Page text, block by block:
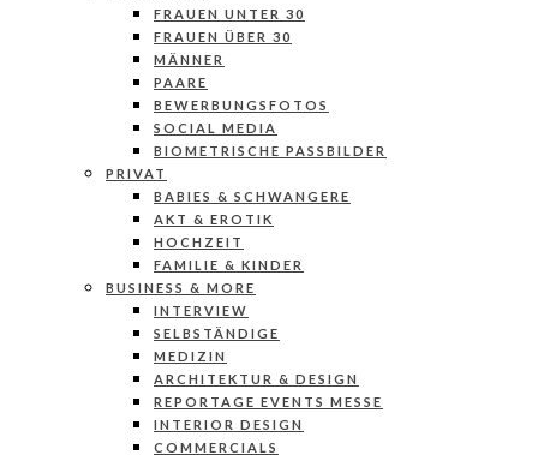
FRAUEN UNTER 30
FRAUEN ÜBER 30
MÄNNER
PAARE
BEWERBUNGSFOTOS
SOCIAL MEDIA
BIOMETRISCHE PASSBILDER
PRIVAT
BABIES & SCHWANGERE
AKT & EROTIK
HOCHZEIT
FAMILIE & KINDER
BUSINESS & MORE
INTERVIEW
SELBSTÄNDIGE
MEDIZIN
ARCHITEKTUR & DESIGN
REPORTAGE EVENTS MESSE
INTERIOR DESIGN
COMMERCIALS